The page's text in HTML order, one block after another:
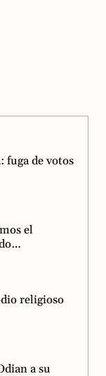
fuga de votos
el
religioso
a su